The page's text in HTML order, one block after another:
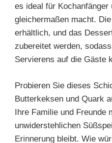
es ideal für Kochanfänger
gleichermaßen macht.
erhältlich, und das
zubereitet werden,
Servierens auf die Gäste
Probieren Sie dieses
Butterkeksen und Quark
Ihre Familie und Freunde
unwiderstehlichen
Erinnerung bleibt. Wie